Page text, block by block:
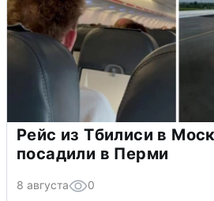
Рейс из Тбилиси в
посадили в Перми
8 августа 0